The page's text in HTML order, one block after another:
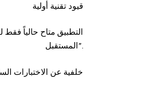
قيود تقنية أولية
التطبيق متاح حالياً
المستقبل”.
خلفية عن الاختبارات